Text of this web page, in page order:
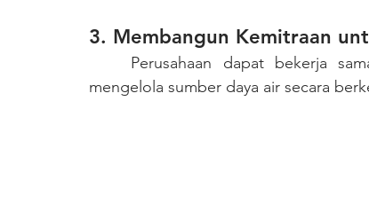
3. Membangun Kemitraan
mengelola sumber daya air secara